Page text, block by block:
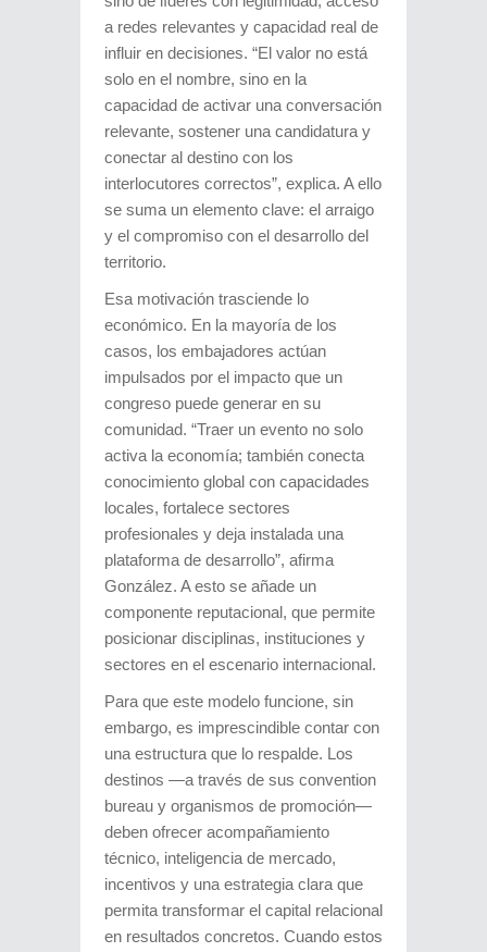
a redes relevantes y capacidad real de
influir en decisiones. “El valor no está
solo en el nombre, sino en la
capacidad de activar una conversación
relevante, sostener una candidatura y
conectar al destino con los
interlocutores correctos”, explica. A ello
se suma un elemento clave: el arraigo
y el compromiso con el desarrollo del
territorio.
Esa motivación trasciende lo
económico. En la mayoría de los
casos, los embajadores actúan
impulsados por el impacto que un
congreso puede generar en su
comunidad. “Traer un evento no solo
activa la economía; también conecta
conocimiento global con capacidades
locales, fortalece sectores
profesionales y deja instalada una
plataforma de desarrollo”, afirma
González. A esto se añade un
componente reputacional, que permite
posicionar disciplinas, instituciones y
sectores en el escenario internacional.
Para que este modelo funcione, sin
embargo, es imprescindible contar con
una estructura que lo respalde. Los
destinos —a través de sus convention
bureau y organismos de promoción—
deben ofrecer acompañamiento
técnico, inteligencia de mercado,
incentivos y una estrategia clara que
permita transformar el capital relacional
en resultados concretos. Cuando estos